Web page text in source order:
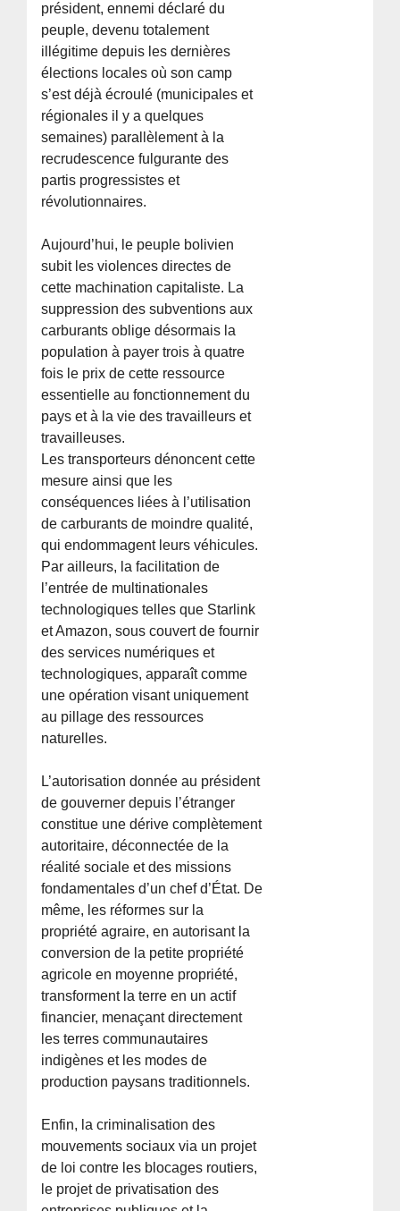
président, ennemi déclaré du
peuple, devenu totalement
illégitime depuis les dernières
élections locales où son camp
s’est déjà écroulé (municipales et
régionales il y a quelques
semaines) parallèlement à la
recrudescence fulgurante des
partis progressistes et
révolutionnaires.
Aujourd’hui, le peuple bolivien
subit les violences directes de
cette machination capitaliste. La
suppression des subventions aux
carburants oblige désormais la
population à payer trois à quatre
fois le prix de cette ressource
essentielle au fonctionnement du
pays et à la vie des travailleurs et
travailleuses.
Les transporteurs dénoncent cette
mesure ainsi que les
conséquences liées à l’utilisation
de carburants de moindre qualité,
qui endommagent leurs véhicules.
Par ailleurs, la facilitation de
l’entrée de multinationales
technologiques telles que Starlink
et Amazon, sous couvert de fournir
des services numériques et
technologiques, apparaît comme
une opération visant uniquement
au pillage des ressources
naturelles.
L’autorisation donnée au président
de gouverner depuis l’étranger
constitue une dérive complètement
autoritaire, déconnectée de la
réalité sociale et des missions
fondamentales d’un chef d’État. De
même, les réformes sur la
propriété agraire, en autorisant la
conversion de la petite propriété
agricole en moyenne propriété,
transforment la terre en un actif
financier, menaçant directement
les terres communautaires
indigènes et les modes de
production paysans traditionnels.
Enfin, la criminalisation des
mouvements sociaux via un projet
de loi contre les blocages routiers,
le projet de privatisation des